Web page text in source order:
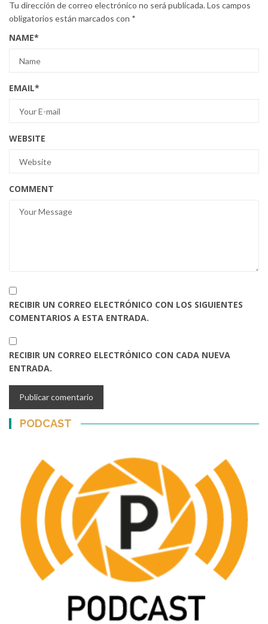
Tu dirección de correo electrónico no será publicada.Los campos
obligatorios están marcados con *
NAME*
EMAIL*
WEBSITE
COMMENT
RECIBIR UN CORREO ELECTRÓNICO CON LOS SIGUIENTES
COMENTARIOS A ESTA ENTRADA.
RECIBIR UN CORREO ELECTRÓNICO CON CADA NUEVA
ENTRADA.
PODCAST